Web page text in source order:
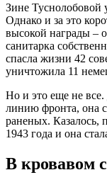
Зине Туснолобовой
Однако и за это
высокой награды –
санитарка
спасла жизни 42
уничтожила 11
Но и это еще не все.
линию фронта, она
раненых. Казалось,
1943 года и она
В кровавом